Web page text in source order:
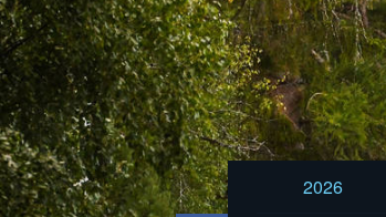
2026